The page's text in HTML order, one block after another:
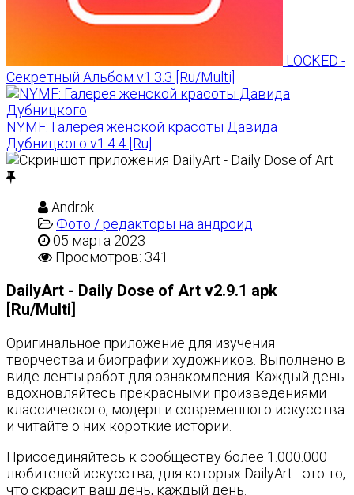
LOCKED -
Секретный Альбом v1.3.3 [Ru/Multi]
NYMF: Галерея женской красоты Давида
Дубницкого v1.4.4 [Ru]
Androk
Фото / редакторы на андроид
05 марта 2023
Просмотров: 341
DailyArt - Daily Dose of Art v2.9.1 apk
[Ru/Multi]
Оригинальное приложение для изучения
творчества и биографии художников. Выполнено в
виде ленты работ для ознакомления. Каждый день
вдохновляйтесь прекрасными произведениями
классического, модерн и современного искусства
и читайте о них короткие истории.
Присоединяйтесь к сообществу более 1.000.000
любителей искусства, для которых DailyArt - это то,
что скрасит ваш день, каждый день.